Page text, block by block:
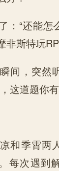
：“还能怎
非斯特玩
间，突然
这道题你
和季霄两
每次遇到